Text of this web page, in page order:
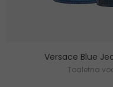
Versace Blue
Toaletna